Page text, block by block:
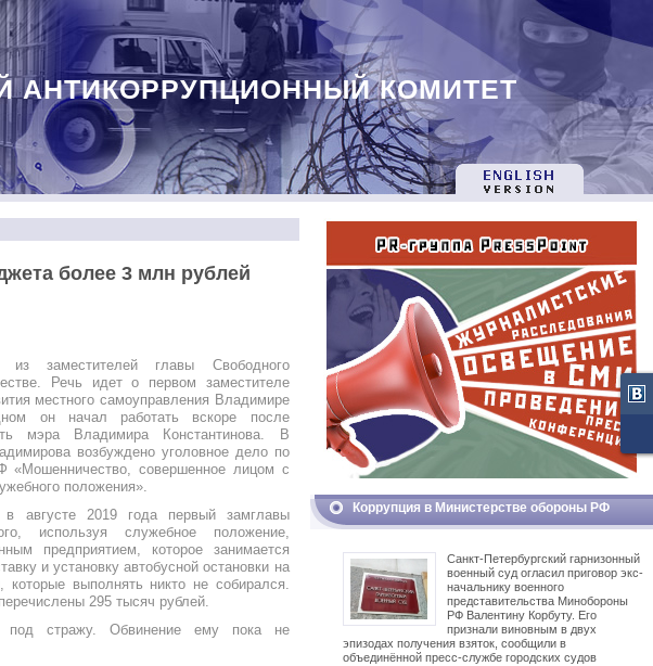
АНТИКОРРУПЦИОННЫЙ КОМИТЕТ
более 3 млн рублей
из заместителей главы Свободного
Речь идет о первом заместителе
местного самоуправления Владимире
он начал работать вскоре после
мэра Владимира Константинова. В
возбуждено уголовное дело по
«Мошенничество, совершенное лицом с
положения».
августе 2019 года первый замглавы
используя служебное положение,
предприятием, которое занимается
и установку автобусной остановки на
которые выполнять никто не собирался.
295 тысяч рублей.
под стражу. Обвинение ему пока не
Коррупция в Министерстве обороны РФ
Санкт-Петербургский гарнизонный
военный суд огласил приговор экс-
начальнику военного
представительства Минобороны
РФ Валентину Корбуту. Его
признали виновным в двух
эпизодах получения взяток, сообщили в
объединённой пресс-службе городских судов